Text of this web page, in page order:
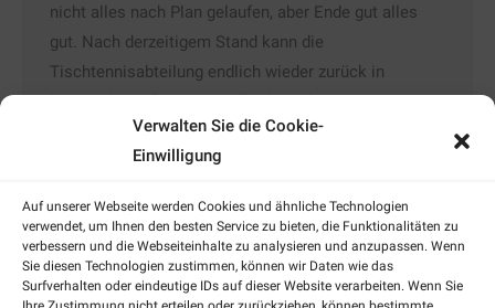
Verwalten Sie die Cookie-
Einwilligung
Auf unserer Webseite werden Cookies und ähnliche Technologien
verwendet, um Ihnen den besten Service zu bieten, die Funktionalitäten zu
verbessern und die Webseiteinhalte zu analysieren und anzupassen. Wenn
Sie diesen Technologien zustimmen, können wir Daten wie das
Surfverhalten oder eindeutige IDs auf dieser Website verarbeiten. Wenn Sie
nicht alles nach Plan gelaufen, aber Ende gut alles
gut. Nach derzeitigem Stand kann die
Tischtennisabteilung endlich wieder zurück in
heimische Gefilde. Die Halle der Rabanus-Maurus-
Schule (Domgymnasium) wird mit Beginn des neuen
Schuljahres wieder voll einsatzfähig sein. Derzeit wird
Training…